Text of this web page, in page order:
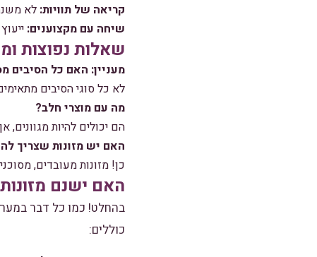
קריאה של תוויות: לא
שיחה עם מקצוענים:
שאלות נפוצות
מעניין: האם כל הסיבים
לא כל סוגי הסיבים
מה עם מוצרי חלב?
הם יכולים להיות מגוונים,
האם יש מזונות שצריך
כן! מזונות מעובדים,
האם ישנם
בהחלט! כמו כל דבר
כוללים: